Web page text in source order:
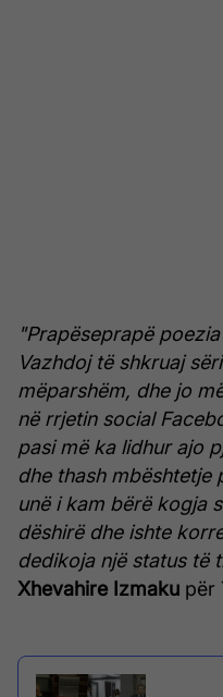
"Prapëseprapë
Vazhdoj të shkruaj
mëparshëm, dhe jo
në rrjetin social
pasi më ka lidhur ajo
dhe thash mbështetje
unë i kam bërë kogja
dëshirë dhe ishte
dedikoja një status të
Xhevahire Izmaku për